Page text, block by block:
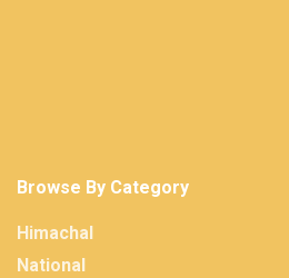
Browse By Category
Himachal
National